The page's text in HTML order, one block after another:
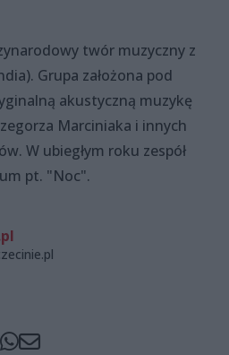
twór muzyczny z
Grupa założona pod
akustyczną muzykę
Marciniaka i innych
W ubiegłym roku zespół
pt. "Noc".